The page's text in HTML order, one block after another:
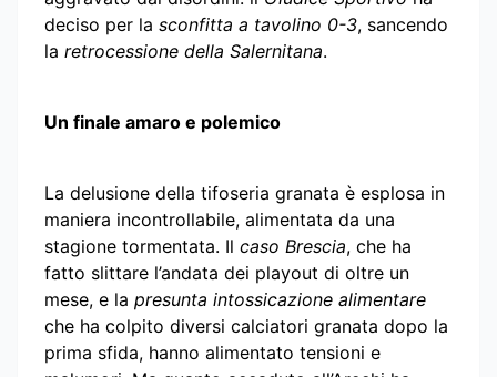
deciso per la sconfitta a tavolino 0-3, sancendo
la retrocessione della Salernitana.
Un finale amaro e polemico
La delusione della tifoseria granata è esplosa in
maniera incontrollabile, alimentata da una
stagione tormentata. Il caso Brescia, che ha
fatto slittare l’andata dei playout di oltre un
mese, e la presunta intossicazione alimentare
che ha colpito diversi calciatori granata dopo la
prima sfida, hanno alimentato tensioni e